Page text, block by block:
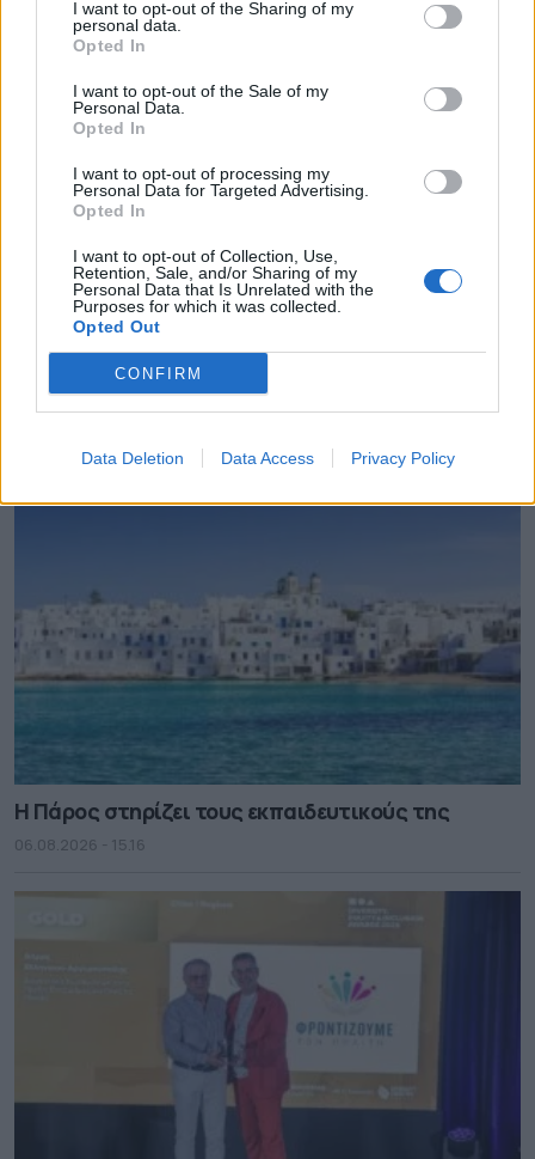
I want to opt-out of the Sharing of my
personal data.
Opted In
I want to opt-out of the Sale of my
Personal Data.
Opted In
I want to opt-out of processing my
Personal Data for Targeted Advertising.
Opted In
I want to opt-out of Collection, Use,
Retention, Sale, and/or Sharing of my
Personal Data that Is Unrelated with the
Purposes for which it was collected.
Opted Out
CONFIRM
Data Deletion Data Access Privacy Policy
Πάνω από 60 σημεία με καθαρό πόσιμο νερό σε
όλο τον Δήμο Χανίων
Η Πάρος στηρίζει τους εκπαιδευτικούς της
06.08.2026 - 15.16